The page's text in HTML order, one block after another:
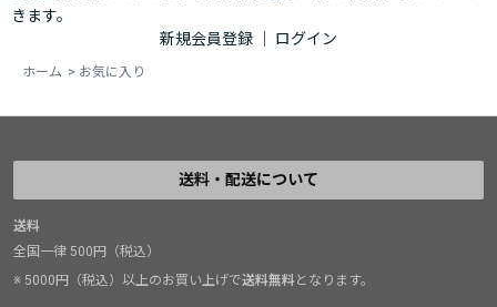
きます。
新規会員登録
ログイン
ホーム > お気に入り
送料・配送について
送料
全国一律 500円（税込）
※ 5000円（税込）以上のお買い上げで送料無料となります。